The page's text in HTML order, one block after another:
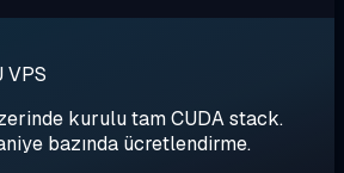
VPS
kurulu tam CUDA stack.
bazında ücretlendirme.